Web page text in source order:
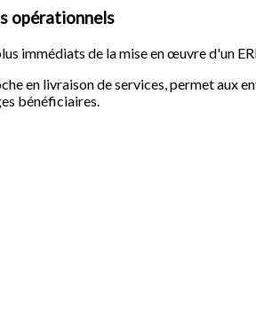
opérationnels
immédiats de la mise en œuvre d'un
en livraison de services, permet aux
bénéficiaires.